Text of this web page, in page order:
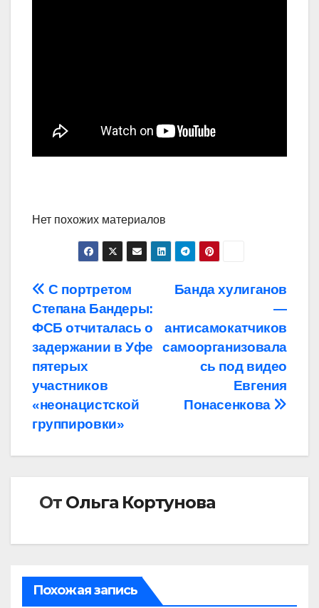
Нет похожих материалов
Навигация
по
записям
Банда хулиганов
—
антисамокатчиков
самоорганизовала
сь под видео
Евгения
Понасенкова
С портретом
Степана Бандеры:
ФСБ отчиталась о
задержании в Уфе
пятерых
участников
«неонацистской
группировки»
От Ольга Кортунова
Похожая запись